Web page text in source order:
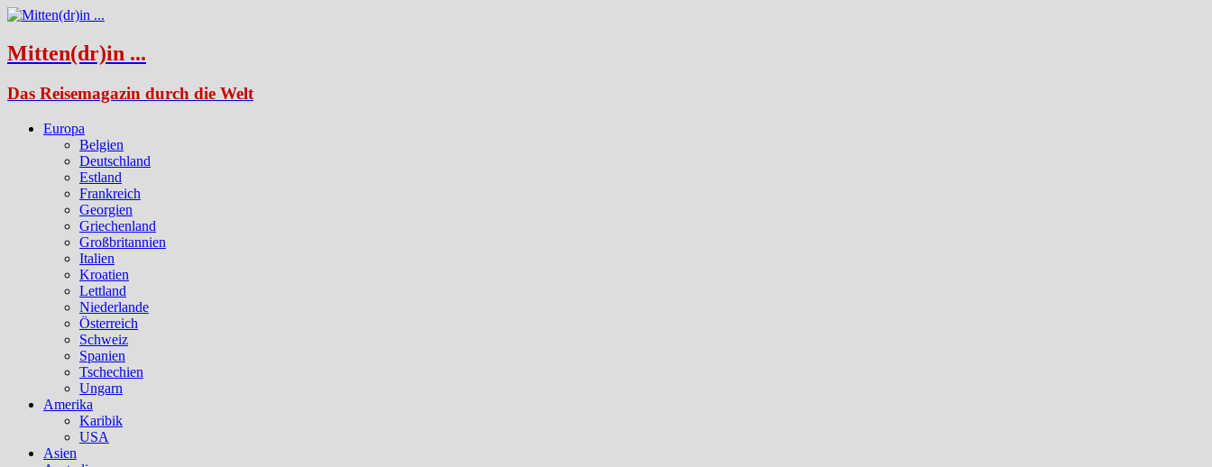
Mitten(dr)in ...
Das Reisemagazin durch die Welt
Europa
Belgien
Deutschland
Estland
Frankreich
Georgien
Griechenland
Großbritannien
Italien
Kroatien
Lettland
Niederlande
Österreich
Schweiz
Spanien
Tschechien
Ungarn
Amerika
Karibik
USA
Asien